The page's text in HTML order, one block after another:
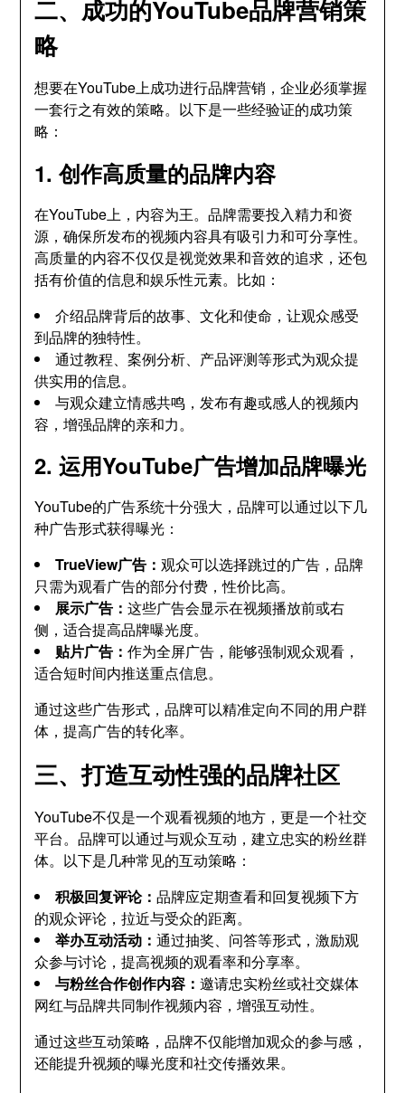
二、成功的YouTube品牌营销策
略
想要在YouTube上成功进行品牌营销，企业必须掌握
一套行之有效的策略。以下是一些经验证的成功策
略：
1. 创作高质量的品牌内容
在YouTube上，内容为王。品牌需要投入精力和资
源，确保所发布的视频内容具有吸引力和可分享性。
高质量的内容不仅仅是视觉效果和音效的追求，还包
括有价值的信息和娱乐性元素。比如：
介绍品牌背后的故事、文化和使命，让观众感受
到品牌的独特性。
通过教程、案例分析、产品评测等形式为观众提
供实用的信息。
与观众建立情感共鸣，发布有趣或感人的视频内
容，增强品牌的亲和力。
2. 运用YouTube广告增加品牌曝光
YouTube的广告系统十分强大，品牌可以通过以下几
种广告形式获得曝光：
TrueView广告：观众可以选择跳过的广告，品牌
只需为观看广告的部分付费，性价比高。
展示广告：这些广告会显示在视频播放前或右
侧，适合提高品牌曝光度。
贴片广告：作为全屏广告，能够强制观众观看，
适合短时间内推送重点信息。
通过这些广告形式，品牌可以精准定向不同的用户群
体，提高广告的转化率。
三、打造互动性强的品牌社区
YouTube不仅是一个观看视频的地方，更是一个社交
平台。品牌可以通过与观众互动，建立忠实的粉丝群
体。以下是几种常见的互动策略：
积极回复评论：品牌应定期查看和回复视频下方
的观众评论，拉近与受众的距离。
举办互动活动：通过抽奖、问答等形式，激励观
众参与讨论，提高视频的观看率和分享率。
与粉丝合作创作内容：邀请忠实粉丝或社交媒体
网红与品牌共同制作视频内容，增强互动性。
通过这些互动策略，品牌不仅能增加观众的参与感，
还能提升视频的曝光度和社交传播效果。